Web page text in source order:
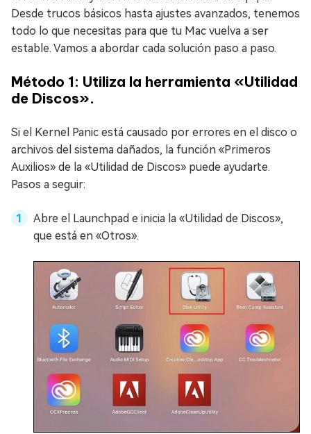
Desde trucos básicos hasta ajustes avanzados, tenemos
todo lo que necesitas para que tu Mac vuelva a ser
estable. Vamos a abordar cada solución paso a paso.
Método 1: Utiliza la herramienta «Utilidad
de Discos».
Si el Kernel Panic está causado por errores en el disco o
archivos del sistema dañados, la función «Primeros
Auxilios» de la «Utilidad de Discos» puede ayudarte.
Pasos a seguir:
Abre el Launchpad e inicia la «Utilidad de Discos»,
que está en «Otros».